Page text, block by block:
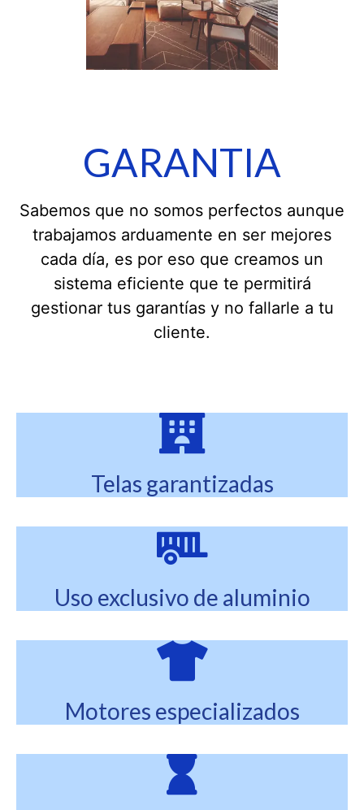
GARANTIA
Sabemos que no somos perfectos aunque
trabajamos arduamente en ser mejores
cada día, es por eso que creamos un
sistema eficiente que te permitirá
gestionar tus garantías y no fallarle a tu
cliente.
Telas garantizadas
Uso exclusivo de aluminio
Motores especializados